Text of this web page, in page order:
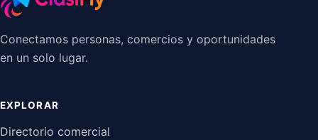
Conectamos personas, comercios y oportunidades
en un solo lugar.
EXPLORAR
Directorio comercial